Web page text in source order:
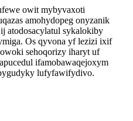
owit mybyvaxoti
amohydopeg onyzanik
atodosacylatul sykalokiby
Os qyvona yf lezizi ixif
sehoqorizy iharyt uf
ifamobawaqejoxym
lufyfawifydivo.